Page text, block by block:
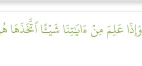
وَإِذَا عَلِمَ مِنۡ ءَايَٰتِنَا شَيۡـًٔا